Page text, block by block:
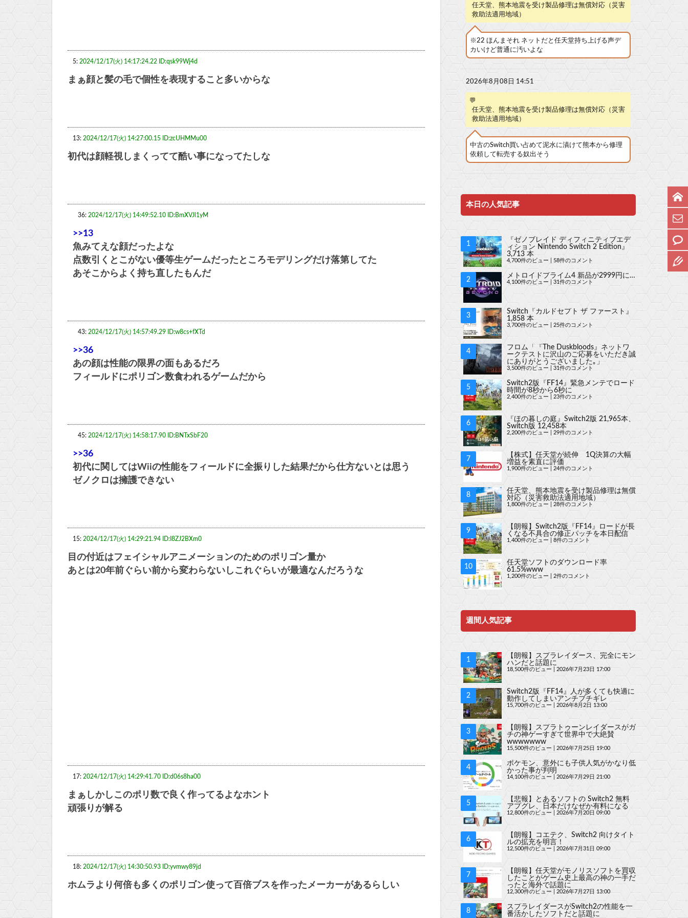
5: 2024/12/17(火) 14:17:24.22 ID:qsk99Wj4d
まぁ顔と髪の毛で個性を表現すること多いからな
13: 2024/12/17(火) 14:27:00.15 ID:zcUHMMu00
初代は顔軽視しまくってて酷い事になってたしな
36: 2024/12/17(火) 14:49:52.10 ID:BmXVJl1yM
>>13
魚みてえな顔だったよな
点数引くとこがない優等生ゲームだったところモデリングだけ落第してた
あそこからよく持ち直したもんだ
43: 2024/12/17(火) 14:57:49.29 ID:w8cs+fXTd
>>36
あの顔は性能の限界の面もあるだろ
フィールドにポリゴン数食われるゲームだから
45: 2024/12/17(火) 14:58:17.90 ID:BNTxSbF20
>>36
初代に関してはWiiの性能をフィールドに全振りした結果だから仕方ないとは思う
ゼノクロは擁護できない
15: 2024/12/17(火) 14:29:21.94 ID:I8ZJ2BXm0
目の付近はフェイシャルアニメーションのためのポリゴン量か
あとは20年前ぐらい前から変わらないしこれぐらいが最適なんだろうな
17: 2024/12/17(火) 14:29:41.70 ID:d06s8ha00
まぁしかしこのポリ数で良く作ってるよなホント
頑張りが解る
18: 2024/12/17(火) 14:30:50.93 ID:yvmwy89jd
ホムラより何倍も多くのポリゴン使って百倍ブスを作ったメーカーがあるらしい
任天堂、熊本地震を受け製品修理は無償対応（災害
救助法適用地域）
※22 ほんまそれ ネットだと任天堂持ち上げる声デ
カいけど普通に汚いよな
2026年8月08日 14:51
💬
任天堂、熊本地震を受け製品修理は無償対応（災害
救助法適用地域）
中古のSwitch買い占めて泥水に漬けて熊本から修理
依頼して転売する奴出そう
本日の人気記事
『ゼノブレイド ディフィニティブエデ
ィション Nintendo Switch 2 Edition』
3,713 本
4,700件のビュー 58件のコメント
メトロイドプライム4 新品が2999円に…
4,100件のビュー 31件のコメント
Switch『カルドセプト ザ ファースト』
1,858 本
3,700件のビュー 25件のコメント
フロム「『The Duskbloods』ネットワ
ークテストに沢山のご応募をいただき誠
にありがとうございました｡」
3,500件のビュー 31件のコメント
Switch2版『FF14』緊急メンテでロード
時間が8秒から6秒に
2,400件のビュー 23件のコメント
『ほの暮しの庭』Switch2版 21,965本、
Switch版 12,458本
2,200件のビュー 29件のコメント
【株式】任天堂が続伸 1Q決算の大幅
増益を素直に評価
1,900件のビュー 24件のコメント
任天堂、熊本地震を受け製品修理は無償
対応（災害救助法適用地域）
1,800件のビュー 28件のコメント
【朗報】Switch2版『FF14』ロードが長
くなる不具合の修正パッチを本日配信
1,400件のビュー 8件のコメント
任天堂ソフトのダウンロード率
61.5%www
1,200件のビュー 2件のコメント
週間人気記事
【朗報】スプラレイダース、完全にモン
ハンだと話題に
18,500件のビュー 2026年7月23日 17:00
Switch2版『FF14』人が多くても快適に
動作してしまいアンチブチギレ
15,700件のビュー 2026年8月2日 13:00
【朗報】スプラトゥーンレイダースがガ
チの神ゲーすぎて世界中で大絶賛
wwwwwww
15,500件のビュー 2026年7月25日 19:00
ポケモン、意外にも子供人気がかなり低
かった事が判明
14,100件のビュー 2026年7月29日 21:00
【悲報】とあるソフトの Switch2 無料
アプグレ、日本だけなぜか有料になる
12,800件のビュー 2026年7月20日 09:00
【朗報】コエテク、Switch2 向けタイト
ルの拡充を明言！
12,500件のビュー 2026年7月31日 09:00
【朗報】任天堂がモノリスソフトを買収
したことがゲーム史上最高の神の一手だ
ったと海外で話題に
12,300件のビュー 2026年7月27日 13:00
スプラレイダースがSwitch2の性能を一
番活かしたソフトだと話題に